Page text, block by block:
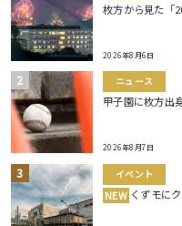
枚方から見た「
2026年8月6日
ニュース
甲子園に枚方出
2026年8月7日
イベント
NEW くずモに